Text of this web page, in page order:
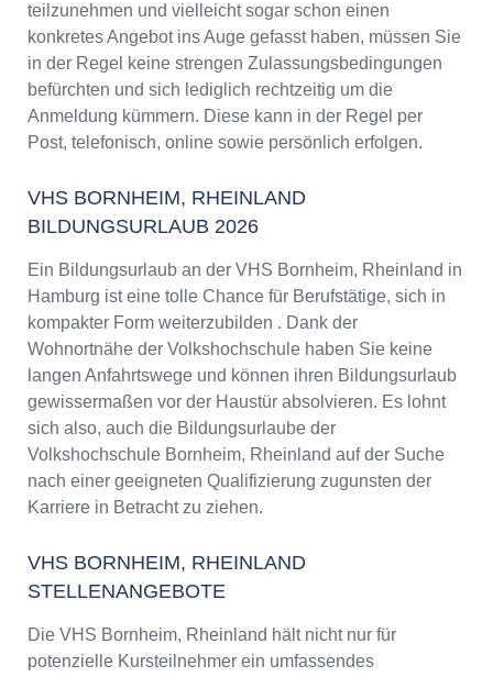
teilzunehmen und vielleicht sogar schon einen
konkretes Angebot ins Auge gefasst haben, müssen Sie
in der Regel keine strengen Zulassungsbedingungen
befürchten und sich lediglich rechtzeitig um die
Anmeldung kümmern. Diese kann in der Regel per
Post, telefonisch, online sowie persönlich erfolgen.
VHS BORNHEIM, RHEINLAND
BILDUNGSURLAUB 2026
Ein Bildungsurlaub an der VHS Bornheim, Rheinland in
Hamburg ist eine tolle Chance für Berufstätige, sich in
kompakter Form weiterzubilden . Dank der
Wohnortnähe der Volkshochschule haben Sie keine
langen Anfahrtswege und können ihren Bildungsurlaub
gewissermaßen vor der Haustür absolvieren. Es lohnt
sich also, auch die Bildungsurlaube der
Volkshochschule Bornheim, Rheinland auf der Suche
nach einer geeigneten Qualifizierung zugunsten der
Karriere in Betracht zu ziehen.
VHS BORNHEIM, RHEINLAND
STELLENANGEBOTE
Die VHS Bornheim, Rheinland hält nicht nur für
potenzielle Kursteilnehmer ein umfassendes